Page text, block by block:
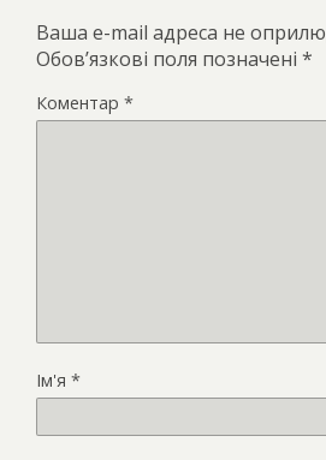
Ваша e-mail адреса не
Обов’язкові поля позначені *
Коментар *
Ім'я *